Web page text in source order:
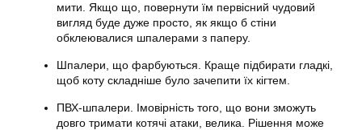
мити. Якщо що, повернути їм первісний чудовий
вигляд буде дуже просто, як якщо б стіни
обклеювалися шпалерами з паперу.
Шпалери, що фарбуються. Краще підбирати гладкі,
щоб коту складніше було зачепити їх кігтем.
ПВХ-шпалери. Імовірність того, що вони зможуть
довго тримати котячі атаки, велика. Рішення може